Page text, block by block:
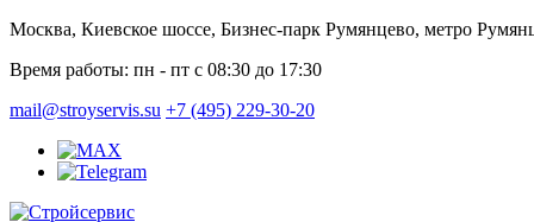
Москва, Киевское шоссе, Бизнес-парк Румянцево, метро
Время работы: пн - пт с 08:30 до 17:30
mail@stroyservis.su +7 (495) 229-30-20